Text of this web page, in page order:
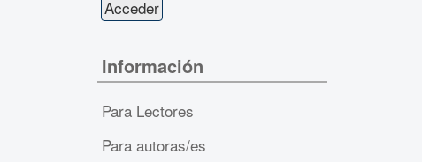
Información
Para Lectores
Para autoras/es